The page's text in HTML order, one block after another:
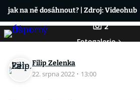
jak na ně dosáhnout? | Zdroj: Videohub
2
Fotogalerie
Filip Zelenka
22. srpna 2022 · 13:00